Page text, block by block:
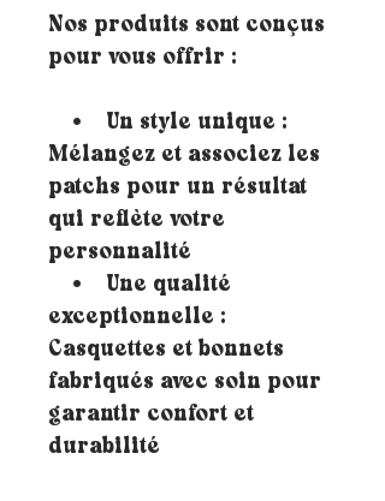
Nos produits sont conçus
pour vous offrir :
• Un style unique :
Mélangez et associez les
patchs pour un résultat
qui reflète votre
personnalité
• Une qualité
exceptionnelle :
Casquettes et bonnets
fabriqués avec soin pour
garantir confort et
durabilité